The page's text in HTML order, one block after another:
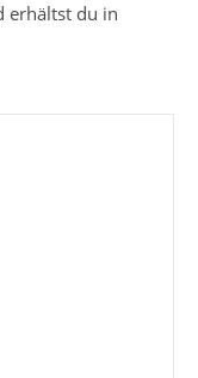
erhältst du in